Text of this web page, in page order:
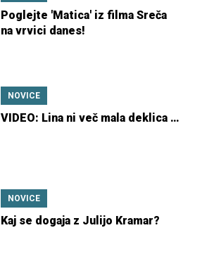
Poglejte 'Matica' iz filma Sreča
na vrvici danes!
NOVICE
VIDEO: Lina ni več mala deklica …
NOVICE
Kaj se dogaja z Julijo Kramar?